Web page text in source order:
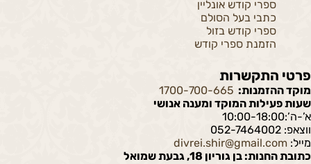
ספרי קודש אונליין
כתבי בעל הסולם
ספרי קודש בזול
הזמנת ספרי קודש
פרטי התקשרות
מוקד ההזמנות: 1700-700-665
שעות פעילות המוקד ומענה אנושי
א’-ה’:10:00-18:00
ווצאפ: 052-7464002
מייל: divrei.shir@gmail.com
כתובת החנות: בן גוריון 18, גבעת שמואל